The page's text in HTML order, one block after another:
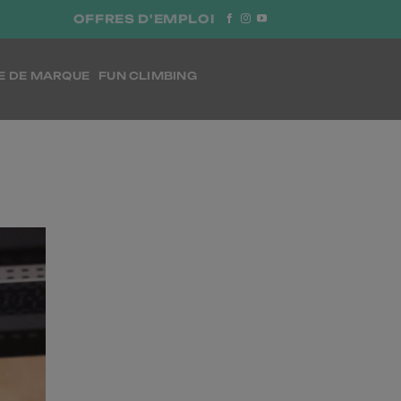
OFFRES D'EMPLOI
DE MARQUE FUN CLIMBING